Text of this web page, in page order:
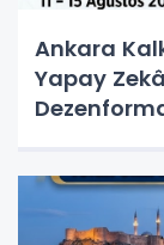
Ankara
Yapay